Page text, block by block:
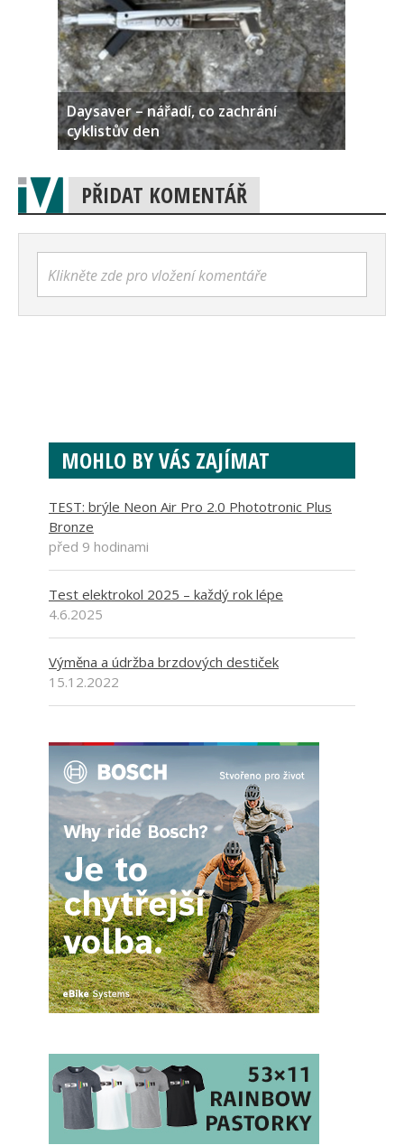
Daysaver – nářadí, co zachrání
cyklistův den
PŘIDAT KOMENTÁŘ
Klikněte zde pro vložení komentáře
MOHLO BY VÁS ZAJÍMAT
TEST: brýle Neon Air Pro 2.0 Phototronic Plus
Bronze
před 9 hodinami
Test elektrokol 2025 – každý rok lépe
4.6.2025
Výměna a údržba brzdových destiček
15.12.2022